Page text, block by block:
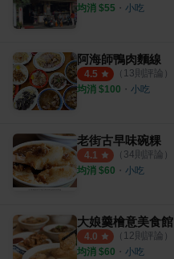
均消 $55 ・ 小吃
阿海師鴨肉麵線
4.5 （ 13則評論）
均消 $100 ・ 小吃
老街古早味碗粿
4.1 （ 34則評論）
均消 $60 ・ 小吃
大娘羹檜意美食館
4.0 （ 12則評論）
均消 $60 ・ 小吃